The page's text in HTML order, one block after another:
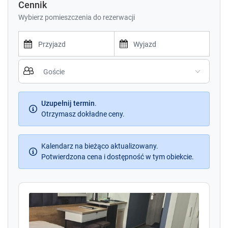
Cennik
Wybierz pomieszczenia do rezerwacji
P
r
e
s
s
t
h
e
d
o
w
r
o
P
e
s
h
e
d
o
w
r
r
Uzupełnij termin.
Otrzymasz dokładne ceny.
Kalendarz na bieżąco aktualizowany.
Potwierdzona cena i dostępność w tym obiekcie.